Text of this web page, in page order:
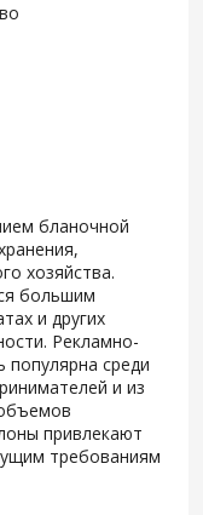
бланочной
хозяйства.
большим
и других
Рекламно-
популярна среди
и из
привлекают
требованиям